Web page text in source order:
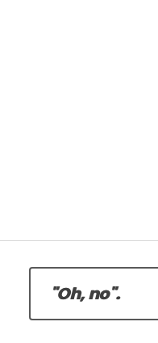
"Oh, no".